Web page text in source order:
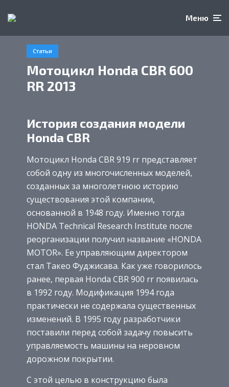
Меню
Статьи
Мотоцикл Honda CBR 600
RR 2013
История создания модели
Honda CBR
Мотоцикл Honda CBR 919 rr представляет
собой одну из многочисленных моделей,
созданных за многолетнюю историю
существования этой компании,
основанной в 1948 году. Именно тогда
HONDA Technical Research Institute после
реорганизации получил название «HONDA
MOTOR». Ее управляющим директором
стал Такео Фуджисава. Как уже говорилось
ранее, первая Honda CBR 900 rr появилась
в 1992 году. Модификация 1994 года
практически не содержала существенных
изменений. В 1995 году разработчики
поставили перед собой задачу повысить
управляемость машины на неровном
дорожном покрытии.
С этой целью в конструкцию была